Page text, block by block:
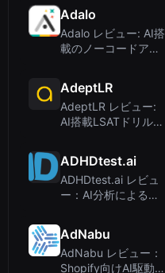
ション
Adalo
Adalo レビュー: AI搭
載のノーコードアプ
AdeptLR
AdeptLR レビュー:
AI搭載LSATドリルで
ADHDtest.ai
ADHDtest.ai レビュ
ー：AI分析による無
ル
AdNabu
AdNabu レビュー：
Shopify向けAI駆動の